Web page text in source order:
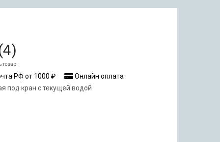
4)
товар
РФ от 1000 ₽
Онлайн оплата
под кран с текущей водой